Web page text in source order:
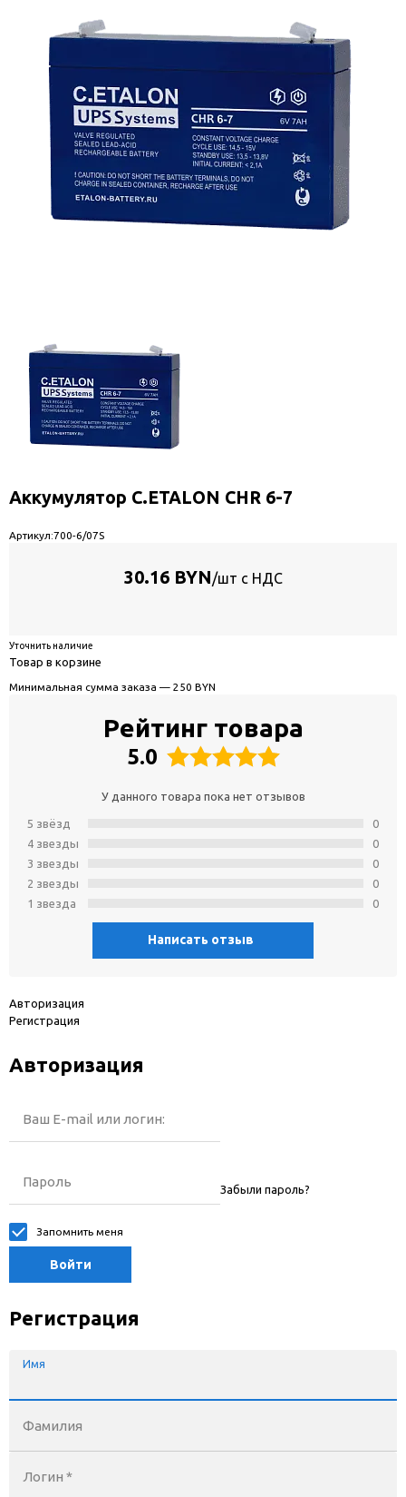
Аккумулятор C.ETALON CHR 6-7
Артикул:700-6/07S
30.16 BYN/шт с НДС
Уточнить наличие
Товар в корзине
Минимальная сумма заказа — 250 BYN
Рейтинг товара
5.0
У данного товара пока нет отзывов
5 звёзд
4 звeзды
3 звeзды
2 звeзды
1 звeзда
0
0
0
0
0
Написать отзыв
Авторизация
Регистрация
Авторизация
Ваш E-mail или логин:
Пароль Забыли пароль?
Запомнить меня
Войти
Регистрация
Имя
Фамилия
Логин *